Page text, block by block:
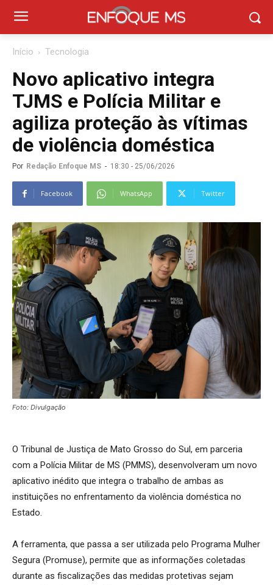
Início Tecnologia
Novo aplicativo integra
TJMS e Polícia Militar e
agiliza proteção às vítimas
de violência doméstica
Por Redação Enfoque MS - 18:30 - 25/06/2026
Facebook WhatsApp Twitter
Foto: Divulgação
O Tribunal de Justiça de Mato Grosso do Sul, em parceria
com a Polícia Militar de MS (PMMS), desenvolveram um novo
aplicativo inédito que integra o trabalho de ambas as
instituições no enfrentamento da violência doméstica no
Estado.
A ferramenta, que passa a ser utilizada pelo Programa Mulher
Segura (Promuse), permite que as informações coletadas
durante as fiscalizações das medidas protetivas sejam